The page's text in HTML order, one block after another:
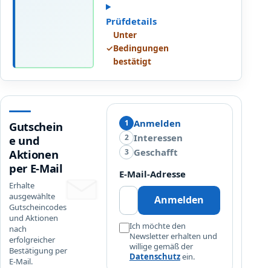
d
a
4
0
€
Prüfdetails
✓
Unter
Bedingungen
bestätigt
Gutschein
e und
Aktionen
per E-Mail
Erhalte
ausgewählte
Gutscheincodes
und Aktionen
nach
erfolgreicher
Bestätigung per
E-Mail.
1 Anmelden
2 Interessen
3 Geschafft
E-Mail-Adresse
Anmelden
Ich möchte den
Newsletter erhalten und
willige gemäß der
Datenschutzein.